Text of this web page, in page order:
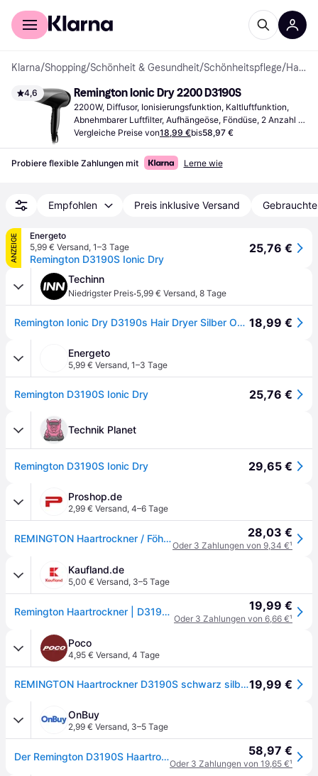
Für Shopper
Klarna/Shopping/Schönheit & Gesundheit/Schönheitspflege/ Haartrockner
4,6 Remington Ionic Dry 2200 D3190S
2200W, Diffusor, Ionisierungsfunktion, Kaltluftfunktion,
Abnehmbarer Luftfilter, Aufhängeöse, Föndüse, 2 Anzahl
Geschwindigkeiten
Vergleiche Preise von18,99 €bis58,97 €
Probiere flexible Zahlungen mit Lerne wie
Empfohlen Preis inklusive Versand
ANZEIGE
Energeto
5,99 € Versand, 1–3 Tage
Remington D3190S Ionic Dry
25,76 €
Techinn
Niedrigster Preis·5,99 € Versand, 8 Tage
Remington Ionic Dry D3190s Hair Dryer Silber One Size / EU Plug 220V 18,99 €
Energeto
5,99 € Versand, 1–3 Tage
Remington D3190S Ionic Dry 25,76 €
Technik Planet
Remington D3190S Ionic Dry 29,65 €
Proshop.de
2,99 € Versand, 4–6 Tage
REMINGTON Haartrockner / Föhne Ionic Dry 2200 - 2200 W 28,03 €
Oder 3 Zahlungen von 9,34 €¹
Kaufland.de
5,00 € Versand, 3–5 Tage
Remington Haartrockner | D3190S | 2200 W | Anzahl Temperaturstufen 3 | Ionenfunktion | Diffusordüse | Grau/Schwarz 19,99 €
Oder 3 Zahlungen von 6,66 €¹
Poco
4,95 € Versand, 4 Tage
REMINGTON Haartrockner D3190S schwarz silber Kunststoff B/H/T: ca. 22x9x30 cm19,99 €
OnBuy
2,99 € Versand, 3–5 Tage
Der Remington D3190S Haartrockner 58,97 €
Oder 3 Zahlungen von 19,65 €¹